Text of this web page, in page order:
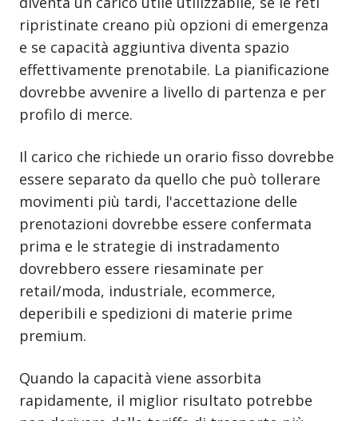
ripristinate creano più opzioni di emergenza
e se capacità aggiuntiva diventa spazio
effettivamente prenotabile. La pianificazione
dovrebbe avvenire a livello di partenza e per
profilo di merce.
Il carico che richiede un orario fisso dovrebbe
essere separato da quello che può tollerare
movimenti più tardi, l'accettazione delle
prenotazioni dovrebbe essere confermata
prima e le strategie di instradamento
dovrebbero essere riesaminate per
retail/moda, industriale, ecommerce,
deperibili e spedizioni di materie prime
premium.
Quando la capacità viene assorbita
rapidamente, il miglior risultato potrebbe